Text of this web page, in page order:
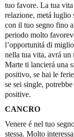
tuo favore. La tua
relazione, metá luglio
con il tuo segno fino
periodo molto
l’opportunitá di
nella tua vita, avrá
Marte ti lancierá una
positivo, se hai le
se sei single,
positive.
CANCRO
Venere é nel tuo
stessa. Molto